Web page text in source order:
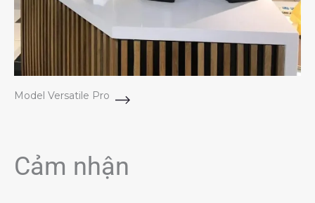
Model Versatile Pro
Cảm nhận